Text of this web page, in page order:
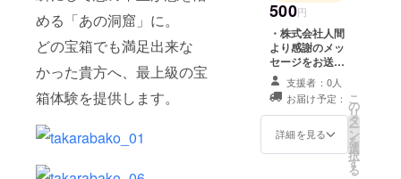
める「あの洞窟」に。
どの宝箱でも満足出来な
かった貴方へ、最上級の宝
箱体験を提供します。
をしたかわ
いいイス
「スイス」
を作ったり
と、
何の会社か
よくわかり
ません。
500円
・株式会社人間
より感謝のメッ
セージをお送り
します ・「あの
宝箱」製品サイ
トにお名前を掲
載します
支援者：0人
お届け予定：
詳細を見る
こ
の
リ
タ
ー
ン
を
選
択
す
る